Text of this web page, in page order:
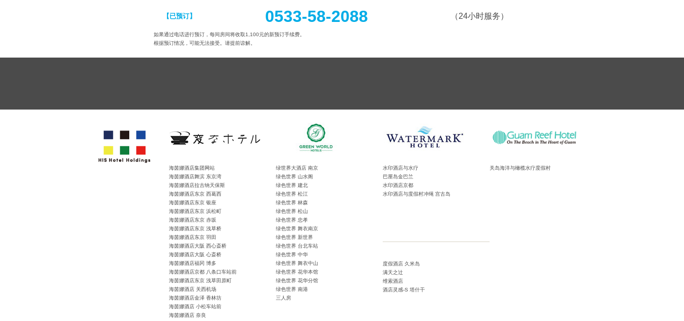
【已预订】 0533-58-2088 （24小时服务）
如果通过电话进行预订，每间房间将收取1,100元的新预订手续费。
根据预订情况，可能无法接受。请提前谅解。
海茵娜酒店集团网站
海茵娜酒店舞滨 东京湾
海茵娜酒店拉古纳天保斯
海茵娜酒店东京 西葛西
海茵娜酒店东京 银座
海茵娜酒店东京 浜松町
海茵娜酒店东京 赤坂
海茵娜酒店东京 浅草桥
海茵娜酒店东京 羽田
海茵娜酒店大阪 西心斎桥
海茵娜酒店大阪 心斎桥
海茵娜酒店福冈 博多
海茵娜酒店京都 八条口车站前
海茵娜酒店东京 浅草田原町
海茵娜酒店 关西机场
海茵娜酒店金泽 香林坊
海茵娜酒店 小松车站前
海茵娜酒店 奈良
绿世界大酒店 南京
绿色世界 山水阁
绿色世界 建北
绿色世界 松江
绿色世界 林森
绿色世界 松山
绿色世界 忠孝
绿色世界 舞衣南京
绿色世界 新世界
绿色世界 台北车站
绿色世界 中华
绿色世界 舞衣中山
绿色世界 花华本馆
绿色世界 花华分馆
绿色世界 南港
三人房
水印酒店与水疗
巴厘岛金巴兰
水印酒店京都
水印酒店与度假村冲绳 宫古岛
度假酒店 久米岛
满天之辻
维索酒店
酒店灵感-S 塔什干
关岛海洋与橄榄水疗度假村